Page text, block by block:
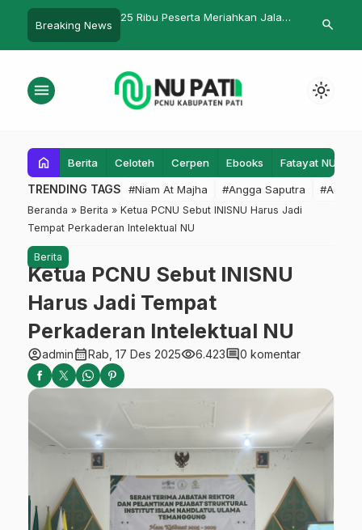
Breaking News
NU Jateng 2025
Gus Baha Isi Posisi Rois Syuriyah
Tim KKN
search
menu light_mode
home Berita Celoteh Cerpen Ebooks Fatayat NU
TRENDING TAGS #Niam At Majha #Angga Saputra #Admin
Beranda » Berita » Ketua PCNU Sebut INISNU Harus Jadi
Tempat Perkaderan Intelektual NU
Berita
Ketua PCNU Sebut INISNU
Harus Jadi Tempat
Perkaderan Intelektual NU
account_circleadmincalendar_monthRab, 17 Des 2025visibility6.423comment0 komentar